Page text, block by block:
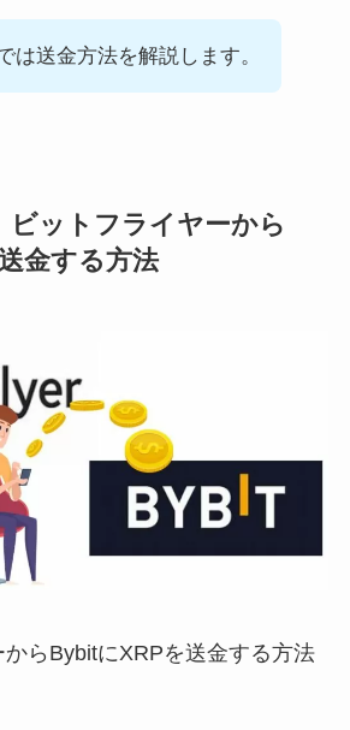
は送金方法を解説します。
ビットフライヤーから
金する方法
からBybitにXRPを送金する方法